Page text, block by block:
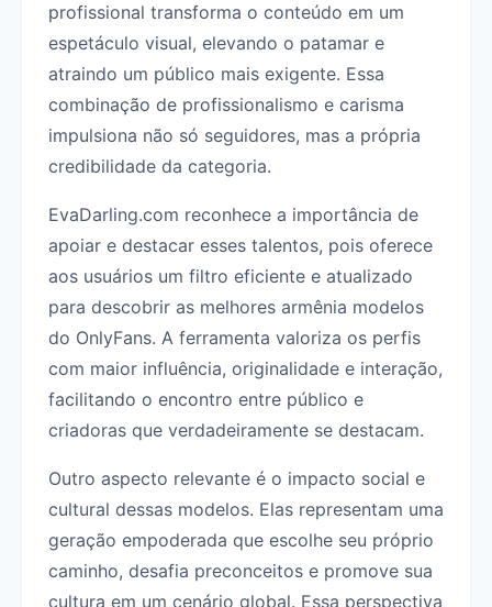
profissional transforma o conteúdo em um
espetáculo visual, elevando o patamar e
atraindo um público mais exigente. Essa
combinação de profissionalismo e carisma
impulsiona não só seguidores, mas a própria
credibilidade da categoria.
EvaDarling.com reconhece a importância de
apoiar e destacar esses talentos, pois oferece
aos usuários um filtro eficiente e atualizado
para descobrir as melhores armênia modelos
do OnlyFans. A ferramenta valoriza os perfis
com maior influência, originalidade e interação,
facilitando o encontro entre público e
criadoras que verdadeiramente se destacam.
Outro aspecto relevante é o impacto social e
cultural dessas modelos. Elas representam uma
geração empoderada que escolhe seu próprio
caminho, desafia preconceitos e promove sua
cultura em um cenário global. Essa perspectiva